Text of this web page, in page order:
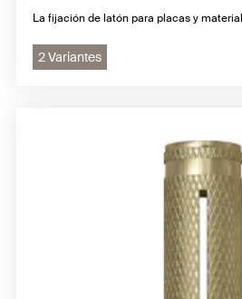
La fijación de latón para placas y
2 Variantes